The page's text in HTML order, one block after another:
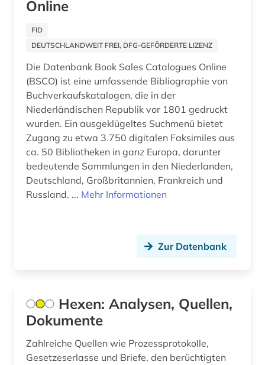
einwanderer (1)
einwanderung (1)
elektronische bibliothek (5)
elektronische publikation (3)
england (3)
englisch (2)
enteignung (2)
Online
FID
DEUTSCHLANDWEIT FREI, DFG-GEFÖRDERTE LIZENZ
Die Datenbank Book Sales Catalogues Online
(BSCO) ist eine umfassende Bibliographie von
Buchverkaufskatalogen, die in der
Niederländischen Republik vor 1801 gedruckt
wurden. Ein ausgeklügeltes Suchmenü bietet
Zugang zu etwa 3.750 digitalen Faksimiles aus
ca. 50 Bibliotheken in ganz Europa, darunter
bedeutende Sammlungen in den Niederlanden,
Deutschland, Großbritannien, Frankreich und
Russland. ... Mehr Informationen
Zur Datenbank
Hexen: Analysen, Quellen,
Dokumente
Zahlreiche Quellen wie Prozessprotokolle,
Gesetzeserlasse und Briefe, den berüchtigten